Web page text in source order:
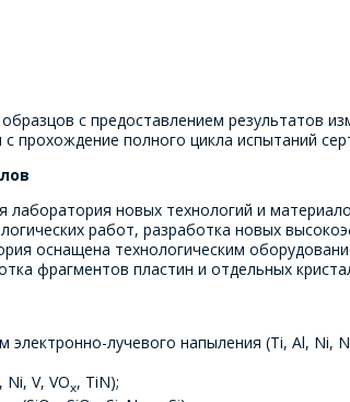
с предоставлением результатов
полного цикла испытаний
лаборатория новых технологий и
работ, разработка новых
оснащена технологическим
фрагментов пластин и отдельных
лучевого напыления (Ti, Al,
V, VOx, TiN);
на обработку персональных данных*